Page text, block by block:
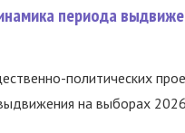
периода
политических
на выборах